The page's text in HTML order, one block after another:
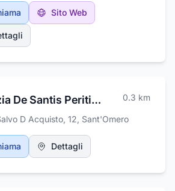
si impegna in ogni momento della
la massima determinazione.
dare al cliente il maggior risparmio
del comfort, nel rispetto
Sito Web
Agenzia De Santis Periti Infortunistica Stradale 0.3 km
D Acquisto, 12, Sant'Omero
Dettagli